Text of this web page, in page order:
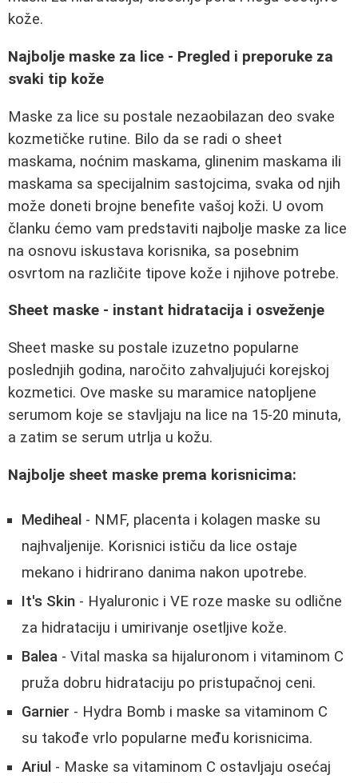
kože.
Najbolje maske za lice - Pregled i preporuke za
svaki tip kože
Maske za lice su postale nezaobilazan deo svake
kozmetičke rutine. Bilo da se radi o sheet
maskama, noćnim maskama, glinenim maskama ili
maskama sa specijalnim sastojcima, svaka od njih
može doneti brojne benefite vašoj koži. U ovom
članku ćemo vam predstaviti najbolje maske za lice
na osnovu iskustava korisnika, sa posebnim
osvrtom na različite tipove kože i njihove potrebe.
Sheet maske - instant hidratacija i osveženje
Sheet maske su postale izuzetno popularne
poslednjih godina, naročito zahvaljujući korejskoj
kozmetici. Ove maske su maramice natopljene
serumom koje se stavljaju na lice na 15-20 minuta,
a zatim se serum utrlja u kožu.
Najbolje sheet maske prema korisnicima:
Mediheal - NMF, placenta i kolagen maske su
najhvaljenije. Korisnici ističu da lice ostaje
mekano i hidrirano danima nakon upotrebe.
It's Skin - Hyaluronic i VE roze maske su odlične
za hidrataciju i umirivanje osetljive kože.
Balea - Vital maska sa hijaluronom i vitaminom C
pruža dobru hidrataciju po pristupačnoj ceni.
Garnier - Hydra Bomb i maske sa vitaminom C
su takođe vrlo popularne među korisnicima.
Ariul - Maske sa vitaminom C ostavljaju osećaj